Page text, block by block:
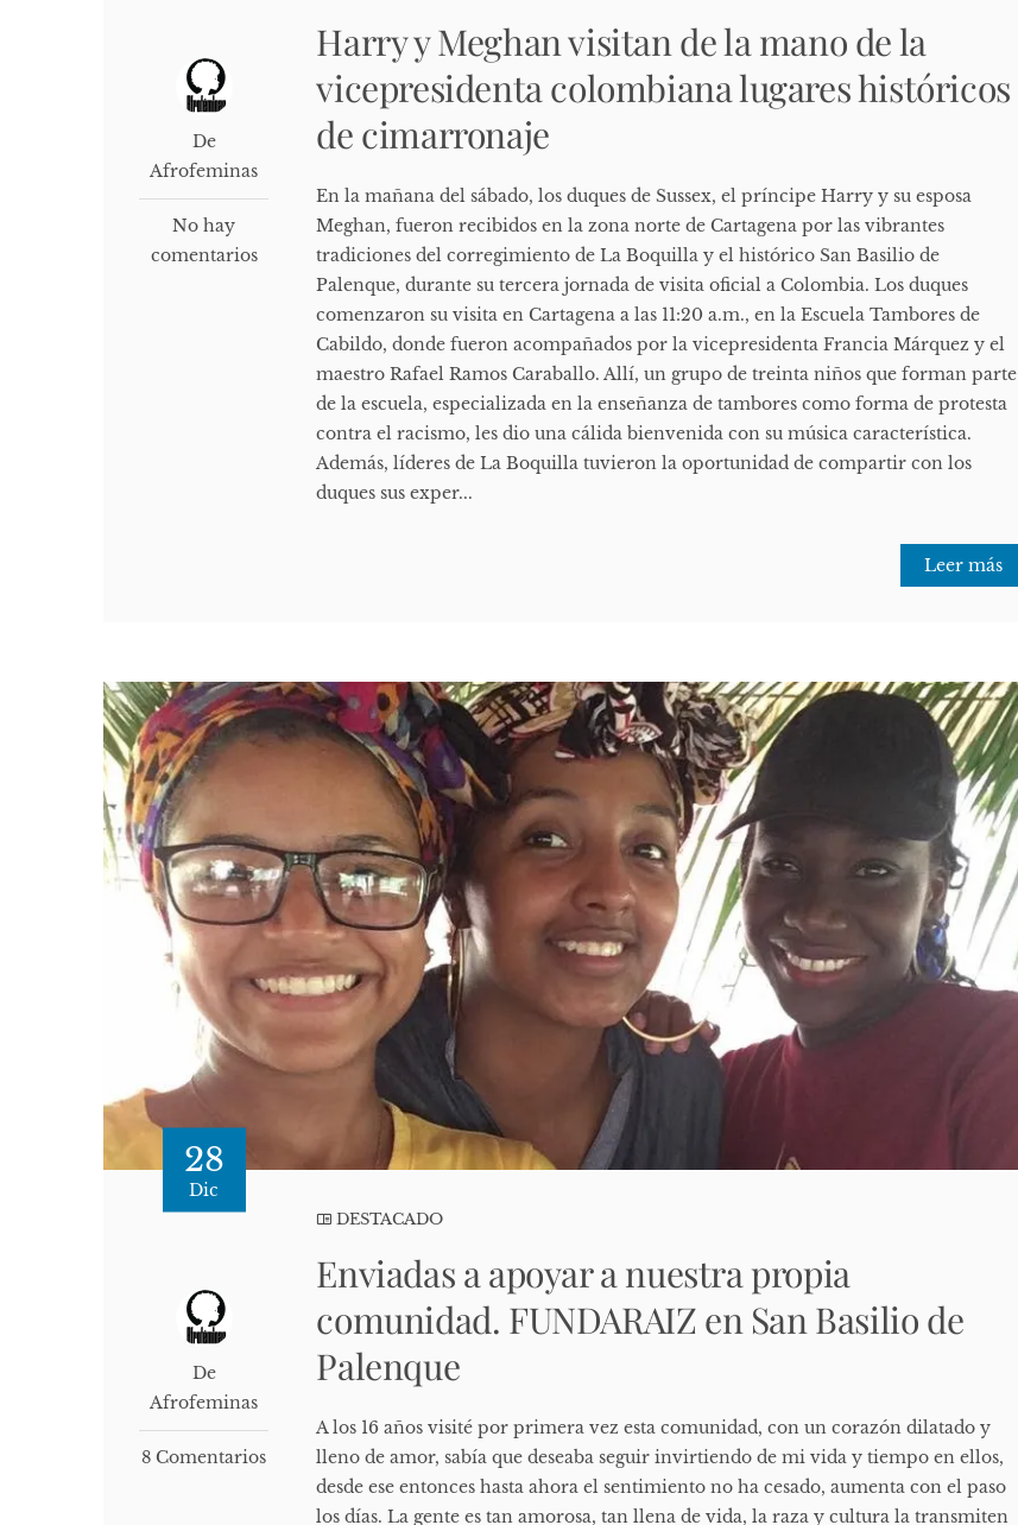
De
Afrofeminas
No hay
comentarios
Harry y Meghan visitan de la mano de la
vicepresidenta colombiana lugares históricos
de cimarronaje
En la mañana del sábado, los duques de Sussex, el príncipe Harry y su esposa
Meghan, fueron recibidos en la zona norte de Cartagena por las vibrantes
tradiciones del corregimiento de La Boquilla y el histórico San Basilio de
Palenque, durante su tercera jornada de visita oficial a Colombia. Los duques
comenzaron su visita en Cartagena a las 11:20 a.m., en la Escuela Tambores de
Cabildo, donde fueron acompañados por la vicepresidenta Francia Márquez y el
maestro Rafael Ramos Caraballo. Allí, un grupo de treinta niños que forman parte
de la escuela, especializada en la enseñanza de tambores como forma de protesta
contra el racismo, les dio una cálida bienvenida con su música característica.
Además, líderes de La Boquilla tuvieron la oportunidad de compartir con los
duques sus exper...
Leer más
28
Dic
De
Afrofeminas
8 Comentarios
DESTACADO
Enviadas a apoyar a nuestra propia
comunidad. FUNDARAIZ en San Basilio de
Palenque
A los 16 años visité por primera vez esta comunidad, con un corazón dilatado y
lleno de amor, sabía que deseaba seguir invirtiendo de mi vida y tiempo en ellos,
desde ese entonces hasta ahora el sentimiento no ha cesado, aumenta con el paso
los días. La gente es tan amorosa, tan llena de vida, la raza y cultura la transmiten